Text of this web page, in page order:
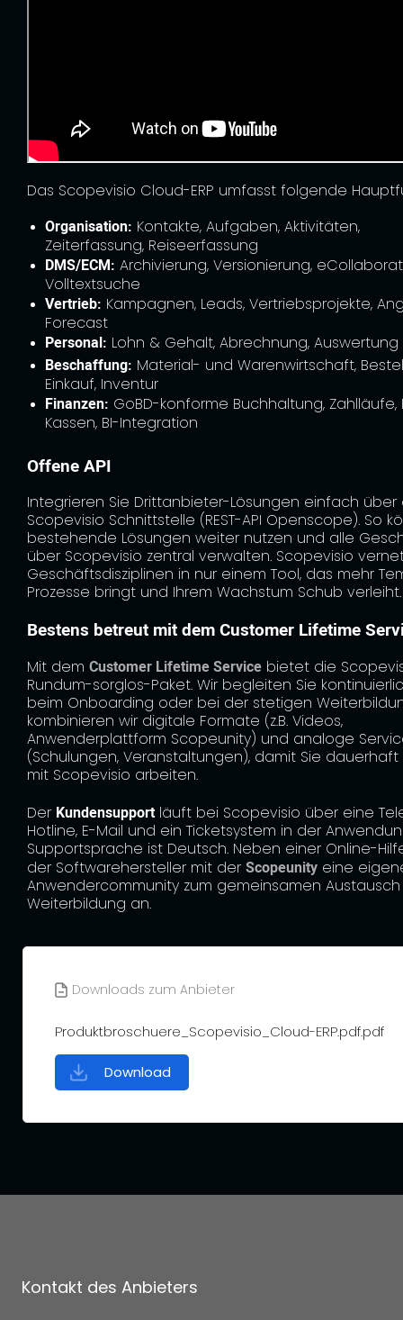
Das Scopevisio Cloud-ERP umfasst folgende
Organisation: Kontakte, Aufgaben, Aktivitäten,
Zeiterfassung, Reiseerfassung
DMS/ECM: Archivierung, Versionierung,
Volltextsuche
Vertrieb: Kampagnen, Leads, Vertriebsprojekte,
Forecast
Personal: Lohn & Gehalt, Abrechnung, Auswertung
Beschaffung: Material- und Warenwirtschaft,
Einkauf, Inventur
Finanzen: GoBD-konforme Buchhaltung, Zahlläufe,
Kassen, BI-Integration
Offene API
Integrieren Sie Drittanbieter-Lösungen einfach über
Scopevisio Schnittstelle (REST-API Openscope). So
bestehende Lösungen weiter nutzen und alle
über Scopevisio zentral verwalten. Scopevisio
Geschäftsdisziplinen in nur einem Tool, das mehr
Prozesse bringt und Ihrem Wachstum Schub verleiht.
Bestens betreut mit dem Customer Lifetime
Mit demCustomer Lifetime Service bietet die
Rundum-sorglos-Paket. Wir begleiten Sie
beim Onboarding oder bei der stetigen
kombinieren wir digitale Formate (z.B. Videos,
Anwenderplattform Scopeunity) und analoge
(Schulungen, Veranstaltungen), damit Sie
mit Scopevisio arbeiten.
Der Kundensupportläuft bei Scopevisio über eine
Hotline, E-Mail und ein Ticketsystem in der
Supportsprache ist Deutsch. Neben einer Online-
der Softwarehersteller mit derScopeunity eine
Anwendercommunity zum gemeinsamen
Weiterbildung an.
Downloads zum Anbieter
Produktbroschuere_Scopevisio_Cloud-ERP.pdf.pdf
Download
Kontakt des Anbieters